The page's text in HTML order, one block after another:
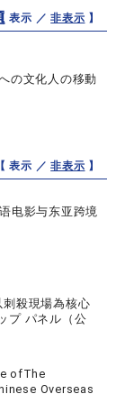
表示 ／非表示 】
の文化人の移動
【 表示 ／非表示 】
电影与东亚跨境
殺現場為核心
プ パネル（公
ofThe
Overseas